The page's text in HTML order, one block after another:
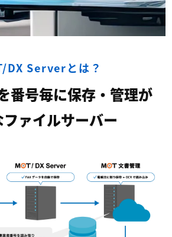
DX Serverとは？
番号毎に保存・管理が
ァイルサーバー